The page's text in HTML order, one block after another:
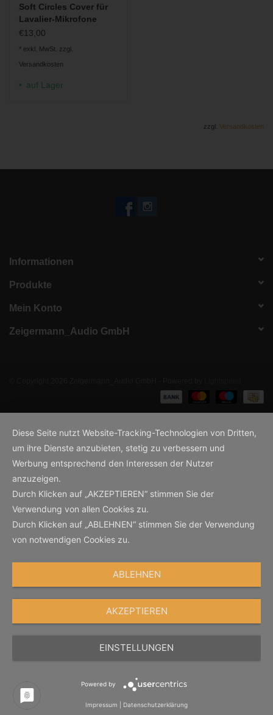
Soft Circles Cover für
Lavalier-Mikrofone
€13,00
* exkl. MwSt. zzgl.
Versandkosten
auf Lager
zzgl. Versandkosten
Informationen
Produkte
Mein Konto
Zeigermann_Audio GmbH
Diese Seite nutzt Website-Tracking-Technologien von Dritten,
um ihre Dienste anzubieten, stetig zu verbessern und
Werbung entsprechend den Interessen der Nutzer
anzuzeigen.
Durch Klicken auf „AKZEPTIEREN“ stimmen Sie der
Verwendung von allen Cookies zu.
Durch Klicken auf „ABLEHNEN“ stimmen Sie der Verwendung
von notwendigen Cookies zu.
ABLEHNEN
AKZEPTIEREN
EINSTELLUNGEN
Powered by
Impressum Datenschutzerklärung